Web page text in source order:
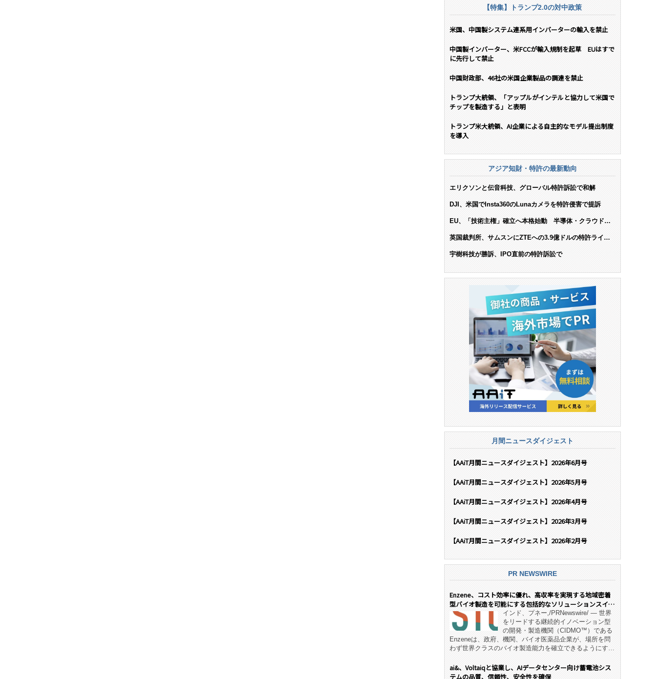
【特集】トランプ2.0の対中政策
米国、中国製システム連系用インバーターの輸入を禁止
中国製インバーター、米FCCが輸入規制を起草 EUはすで
に先行して禁止
中国財政部、46社の米国企業製品の調達を禁止
トランプ大統領、「アップルがインテルと協力して米国で
チップを製造する」と表明
トランプ米大統領、AI企業による自主的なモデル提出制度
を導入
アジア知財・特許の最新動向
エリクソンと伝音科技、グローバル特許訴訟で和解
DJI、米国でInsta360のLunaカメラを特許侵害で提訴
EU、「技術主権」確立へ本格始動 半導体・クラウド・
英国裁判所、サムスンにZTEへの3.9億ドルの特許ライセ
宇樹科技が勝訴、IPO直前の特許訴訟で
月間ニュースダイジェスト
【AAiT月間ニュースダイジェスト】2026年6月号
【AAiT月間ニュースダイジェスト】2026年5月号
【AAiT月間ニュースダイジェスト】2026年4月号
【AAiT月間ニュースダイジェスト】2026年3月号
【AAiT月間ニュースダイジェスト】2026年2月号
PR NEWSWIRE
Enzene、コスト効率に優れ、高収率を実現する地域密着
型バイオ製造を可能にする包括的なソリューションスイー
ト「NeX™」 をリリースインド、プネー,/PRNewswire/ — 世界
をリードする継続的イノベーション型
の開発・製造機関（CIDMO™）である
Enzeneは、政府、機関、バイオ医薬品企業が、場所を問
わず世界クラスのバイオ製造能力を確立できるようにす
デル「NeX™」の立ち上げを発表しました。 同社の実績
あるEnzeneX® fully‑connected continuous
ai&、Voltaiqと協業し、AIデータセンター向け蓄電池シス
テムの品質、信頼性、安全性を確保